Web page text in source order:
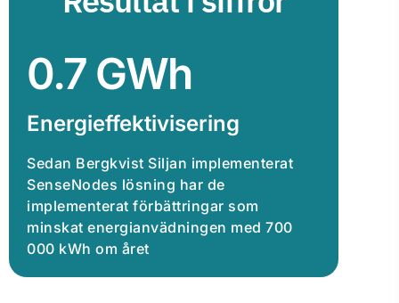
Energieffektivisering
0.7 GWh
Sedan Bergkvist Siljan implementerat
SenseNodes lösning har de
implementerat förbättringar som
minskat energianvädningen med 700
000 kWh om året